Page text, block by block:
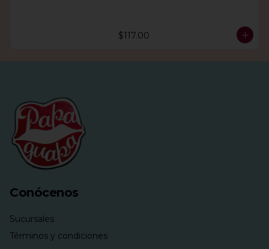
$117.00
Conócenos
Sucursales
Términos y condiciones